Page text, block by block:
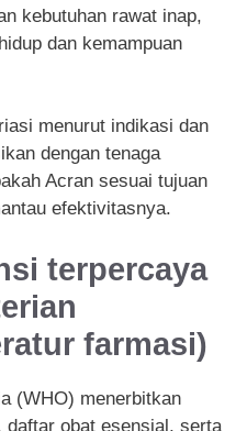
kebutuhan rawat inap,
dan kemampuan
menurut indikasi dan
dengan tenaga
Acran sesuai tujuan
efektivitasnya.
terpercaya
farmasi)
(WHO) menerbitkan
daftar obat esensial, serta